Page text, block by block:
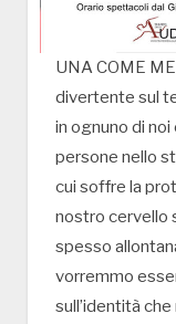
UNA COME
divertente sul
in ognuno di
persone nello
cui soffre la
nostro cervello
spesso
vorremmo
sull’identità